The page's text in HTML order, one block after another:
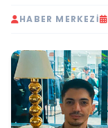
HABER MERKEZI